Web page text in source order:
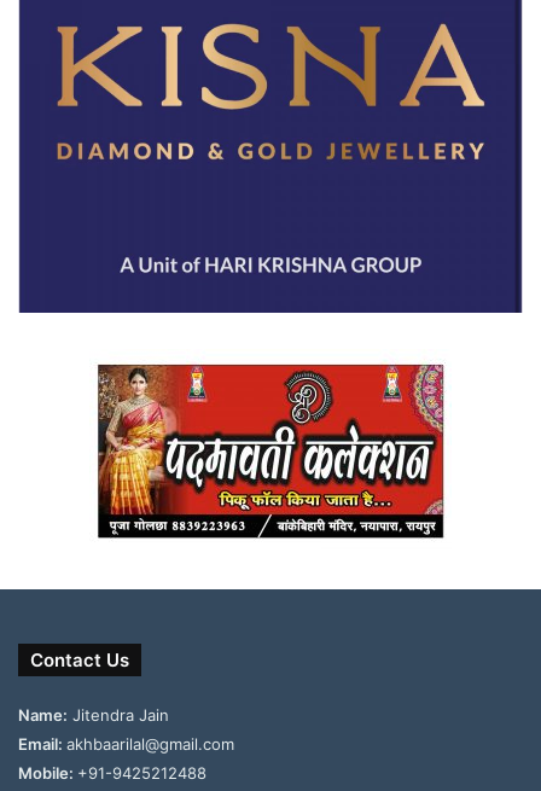
Contact Us
Name: Jitendra Jain
Email: akhbaarilal@gmail.com
Mobile: +91-9425212488